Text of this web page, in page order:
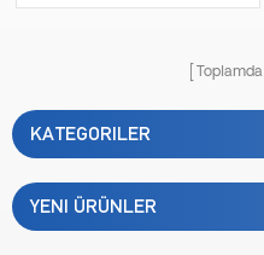
Toplamda
KATEGORILER
YENI ÜRÜNLER